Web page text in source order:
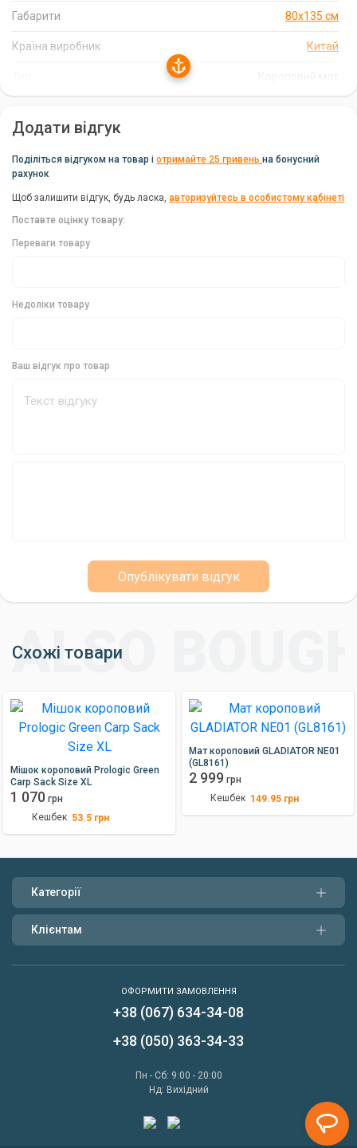
Зручність та практичність
Габарити килимка 80x135 см роблять його ідеальним для
роботи з великою рибою. Він не вбирає вологу, що забезпечує
легке миття та підтримує його високу продуктивність
практичним та зручним у використанні.
Комфорт для риби та рибалки
Килимок Prologic XLNT Unhooking Mat W/Bag забезпечує
дозволяє безпечно та дбайливо поводитися з великою рибою,
не завдаючи їй шкоди. Це незамінний аксесуар для кожного
Габарити 80x135 см
Країна виробник Китай
Додати відгук
Поділіться відгуком на товар і отримайте 25 гривень на бонусний
рахунок
Щоб залишити відгук, будь ласка, авторизуйтесь в особистому кабінеті
Поставте оцінку товару:
Переваги товару
Недоліки товару
Ваш відгук про товар
Опублікувати відгук
Схожі товари
Мішок короповий Prologic Green
Carp Sack Size XL
1 070 грн
Кешбек 53.5 грн
Мат короповий GLADIATOR NE01
(GL8161)
2 999 грн
Кешбек 149.95 грн
Категорії
Клієнтам
ОФОРМИТИ ЗАМОВЛЕННЯ
+38 (067) 634-34-08
+38 (050) 363-34-33
Пн - Сб: 9:00 - 20:00
Нд: Вихідний